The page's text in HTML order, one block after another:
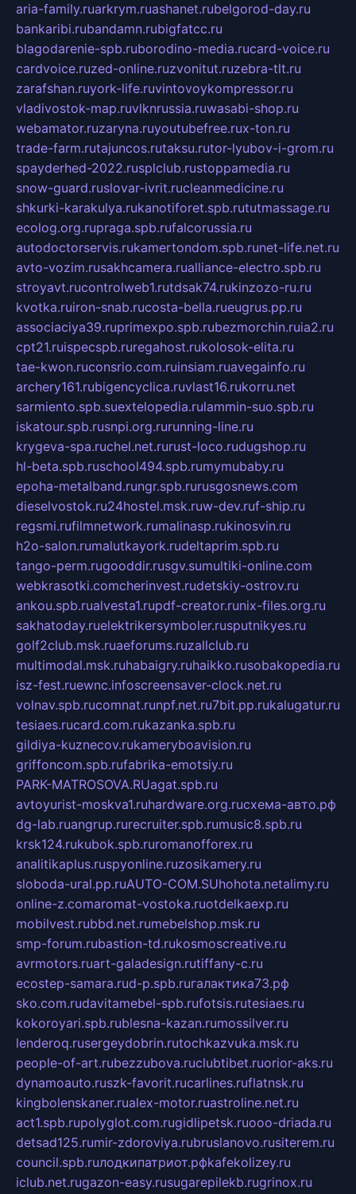
aria-family.ruarkrym.ruashanet.rubelgorod-day.ru
bankaribi.rubandamn.rubigfatcc.ru
blagodarenie-spb.ruborodino-media.rucard-voice.ru
cardvoice.ruzed-online.ruzvonitut.ruzebra-tlt.ru
zarafshan.ruyork-life.ruvintovoykompressor.ru
vladivostok-map.ruvlknrussia.ruwasabi-shop.ru
webamator.ruzaryna.ruyoutubefree.rux-ton.ru
trade-farm.rutajuncos.rutaksu.rutor-lyubov-i-grom.ru
spayderhed-2022.rusplclub.rustoppamedia.ru
snow-guard.ruslovar-ivrit.rucleanmedicine.ru
shkurki-karakulya.rukanotiforet.spb.rututmassage.ru
ecolog.org.rupraga.spb.rufalcorussia.ru
autodoctorservis.rukamertondom.spb.runet-life.net.ru
avto-vozim.rusakhcamera.rualliance-electro.spb.ru
stroyavt.rucontrolweb1.rutdsak74.rukinzozo-ru.ru
kvotka.ruiron-snab.rucosta-bella.rueugrus.pp.ru
associaciya39.ruprimexpo.spb.rubezmorchin.ruia2.ru
cpt21.ruispecspb.ruregahost.rukolosok-elita.ru
tae-kwon.ruconsrio.com.ruinsiam.ruavegainfo.ru
archery161.rubigencyclica.ruvlast16.rukorru.net
sarmiento.spb.suextelopedia.rulammin-suo.spb.ru
iskatour.spb.rusnpi.org.rurunning-line.ru
krygeva-spa.ruchel.net.rurust-loco.rudugshop.ru
hl-beta.spb.ruschool494.spb.rumymubaby.ru
epoha-metalband.rungr.spb.rurusgosnews.com
dieselvostok.ru24hostel.msk.ruw-dev.ruf-ship.ru
regsmi.rufilmnetwork.rumalinasp.rukinosvin.ru
h2o-salon.rumalutkayork.rudeltaprim.spb.ru
tango-perm.rugooddir.rusgv.sumultiki-online.com
webkrasotki.comcherinvest.rudetskiy-ostrov.ru
ankou.spb.rualvesta1.rupdf-creator.runix-files.org.ru
sakhatoday.ruelektrikersymboler.rusputnikyes.ru
golf2club.msk.ruaeforums.ruzallclub.ru
multimodal.msk.ruhabaigry.ruhaikko.rusobakopedia.ru
isz-fest.ruewnc.infoscreensaver-clock.net.ru
volnav.spb.rucomnat.runpf.net.ru7bit.pp.rukalugatur.ru
tesiaes.rucard.com.rukazanka.spb.ru
gildiya-kuznecov.rukameryboavision.ru
griffoncom.spb.rufabrika-emotsiy.ru
PARK-MATROSOVA.RUagat.spb.ru
avtoyurist-moskva1.ruhardware.org.ruсхема-авто.рф
dg-lab.ruangrup.rurecruiter.spb.rumusic8.spb.ru
krsk124.rukubok.spb.ruromanofforex.ru
analitikaplus.ruspyonline.ruzosikamery.ru
sloboda-ural.pp.ruAUTO-COM.SUhohota.netalimy.ru
online-z.comaromat-vostoka.ruotdelkaexp.ru
mobilvest.rubbd.net.rumebelshop.msk.ru
smp-forum.rubastion-td.rukosmoscreative.ru
avrmotors.ruart-galadesign.rutiffany-c.ru
ecostep-samara.rud-p.spb.ruгалактика73.рф
sko.com.rudavitamebel-spb.rufotsis.rutesiaes.ru
kokoroyari.spb.rublesna-kazan.rumossilver.ru
lenderoq.rusergeydobrin.rutochkazvuka.msk.ru
people-of-art.rubezzubova.ruclubtibet.ruorior-aks.ru
dynamoauto.ruszk-favorit.rucarlines.ruflatnsk.ru
kingbolenskaner.rualex-motor.ruastroline.net.ru
act1.spb.rupolyglot.com.rugidlipetsk.ruooo-driada.ru
detsad125.rumir-zdoroviya.rubruslanovo.rusiterem.ru
council.spb.ruлодкипатриот.рфkafekolizey.ru
iclub.net.rugazon-easy.rusugarepilekb.rugrinox.ru